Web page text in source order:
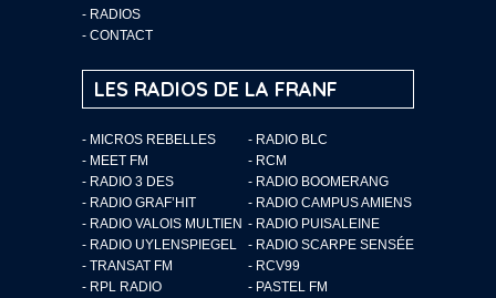
- RADIOS
- CONTACT
LES RADIOS DE LA FRANF
- MICROS REBELLES
- RADIO BLC
- MEET FM
- RCM
- RADIO 3 DES
- RADIO BOOMERANG
- RADIO GRAF’HIT
- RADIO CAMPUS AMIENS
- RADIO VALOIS MULTIEN - RADIO PUISALEINE
- RADIO UYLENSPIEGEL
- RADIO SCARPE SENSÉE
- TRANSAT FM
- RCV99
- RPL RADIO
- PASTEL FM